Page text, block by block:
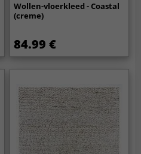
Wollen-vloerkleed - Coastal
(creme)
84.99 €